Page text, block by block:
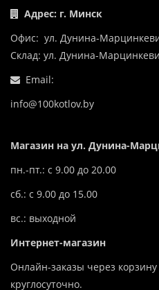
Адрес: г. Минск
Офис: ул. Дунина-
Склад: ул. Дунина-
Email:
info@100kotlov.by
Магазин на ул. Дунина-
пн.-пт.: с 9.00 до 20.00
сб.: с 9.00 до 15.00
вс.: выходной
Интернет-магазин
Онлайн-заказы через
круглосуточно.